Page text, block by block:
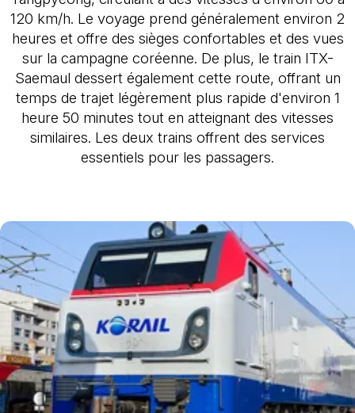
120 km/h. Le voyage prend généralement environ 2
heures et offre des sièges confortables et des vues
sur la campagne coréenne. De plus, le train ITX-
Saemaul dessert également cette route, offrant un
temps de trajet légèrement plus rapide d'environ 1
heure 50 minutes tout en atteignant des vitesses
similaires. Les deux trains offrent des services
essentiels pour les passagers.